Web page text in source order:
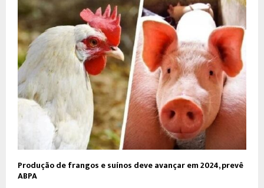
Produção de frangos e suínos deve avançar em 2024, prevê
ABPA